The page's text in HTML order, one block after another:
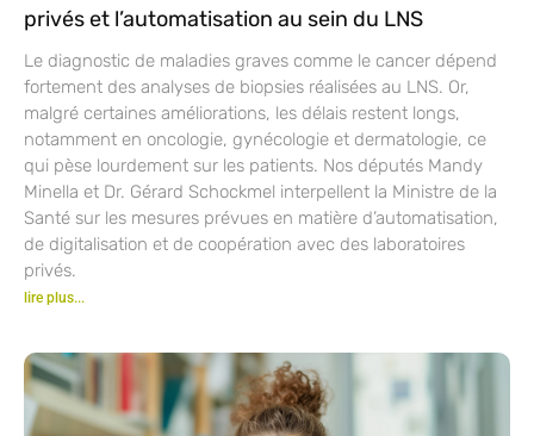
privés et l’automatisation au sein du LNS
Le diagnostic de maladies graves comme le cancer dépend
fortement des analyses de biopsies réalisées au LNS. Or,
malgré certaines améliorations, les délais restent longs,
notamment en oncologie, gynécologie et dermatologie, ce
qui pèse lourdement sur les patients. Nos députés Mandy
Minella et Dr. Gérard Schockmel interpellent la Ministre de la
Santé sur les mesures prévues en matière d’automatisation,
de digitalisation et de coopération avec des laboratoires
privés.
lire plus...